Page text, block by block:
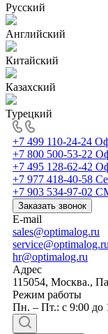
Русский
Английский
Китайский
Казахский
Турецкий
+7 499 110-24-24
+7 800 500-53-22
+7 495 128-62-42
+7 977 418-40-58
+7 903 534-97-02
Заказать звонок
E-mail
sales@optimalog.ru
service@optimalog.ru
hr@optimalog.ru
Адрес
115054, Москва.,
Режим работы
Пн. – Пт.: с 9:00 до